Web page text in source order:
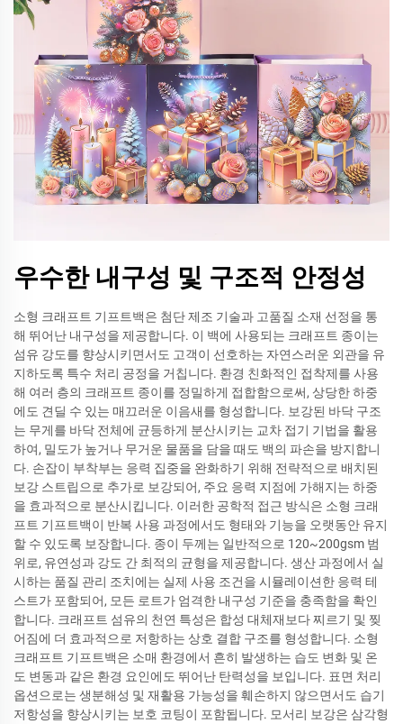
우수한 내구성 및 구조적 안정성
소형 크래프트 기프트백은 첨단 제조 기술과 고품질 소재 선정을 통
해 뛰어난 내구성을 제공합니다. 이 백에 사용되는 크래프트 종이는
섬유 강도를 향상시키면서도 고객이 선호하는 자연스러운 외관을 유
지하도록 특수 처리 공정을 거칩니다. 환경 친화적인 접착제를 사용
해 여러 층의 크래프트 종이를 정밀하게 접합함으로써, 상당한 하중
에도 견딜 수 있는 매끄러운 이음새를 형성합니다. 보강된 바닥 구조
는 무게를 바닥 전체에 균등하게 분산시키는 교차 접기 기법을 활용
하여, 밀도가 높거나 무거운 물품을 담을 때도 백의 파손을 방지합니
다. 손잡이 부착부는 응력 집중을 완화하기 위해 전략적으로 배치된
보강 스트립으로 추가로 보강되어, 주요 응력 지점에 가해지는 하중
을 효과적으로 분산시킵니다. 이러한 공학적 접근 방식은 소형 크래
프트 기프트백이 반복 사용 과정에서도 형태와 기능을 오랫동안 유지
할 수 있도록 보장합니다. 종이 두께는 일반적으로 120~200gsm 범
위로, 유연성과 강도 간 최적의 균형을 제공합니다. 생산 과정에서 실
시하는 품질 관리 조치에는 실제 사용 조건을 시뮬레이션한 응력 테
스트가 포함되어, 모든 로트가 엄격한 내구성 기준을 충족함을 확인
합니다. 크래프트 섬유의 천연 특성은 합성 대체재보다 찌르기 및 찢
어짐에 더 효과적으로 저항하는 상호 결합 구조를 형성합니다. 소형
크래프트 기프트백은 소매 환경에서 흔히 발생하는 습도 변화 및 온
도 변동과 같은 환경 요인에도 뛰어난 탄력성을 보입니다. 표면 처리
옵션으로는 생분해성 및 재활용 가능성을 훼손하지 않으면서도 습기
저항성을 향상시키는 보호 코팅이 포함됩니다. 모서리 보강은 삼각형